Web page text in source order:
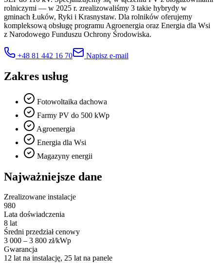
rolniczymi — w 2025 r. zrealizowaliśmy 3 takie hybrydy w
gminach Łuków, Ryki i Krasnystaw. Dla rolników oferujemy
kompleksową obsługę programu Agroenergia oraz Energia dla Wsi
z Narodowego Funduszu Ochrony Środowiska.
+48 81 442 16 70 Napisz e-mail
Zakres usług
Fotowoltaika dachowa
Farmy PV do 500 kWp
Agroenergia
Energia dla Wsi
Magazyny energii
Najważniejsze dane
Zrealizowane instalacje
980
Lata doświadczenia
8 lat
Średni przedział cenowy
3 000 – 3 800 zł/kWp
Gwarancja
12 lat na instalację, 25 lat na panele